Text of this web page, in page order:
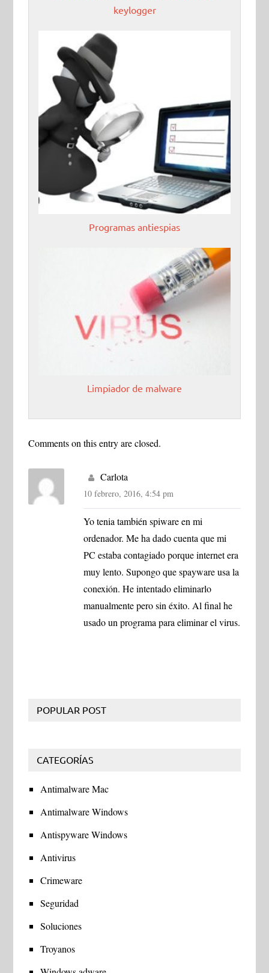
keylogger
Programas antiespias
Limpiador de malware
Comments on this entry are closed.
Carlota
10 febrero, 2016, 4:54 pm
Yo tenia también spiware en mi
ordenador. Me ha dado cuenta que mi
PC estaba contagiado porque internet era
muy lento. Supongo que spayware usa la
conexión. He intentado eliminarlo
manualmente pero sin éxito. Al final he
usado un programa para eliminar el virus.
POPULAR POST
CATEGORÍAS
Antimalware Mac
Antimalware Windows
Antispyware Windows
Antivirus
Crimeware
Seguridad
Soluciones
Troyanos